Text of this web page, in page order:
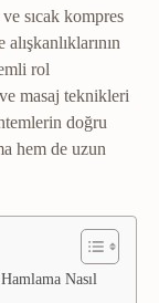
sıcak kompres
rol
masaj teknikleri
doğru
hem de uzun
Nasıl